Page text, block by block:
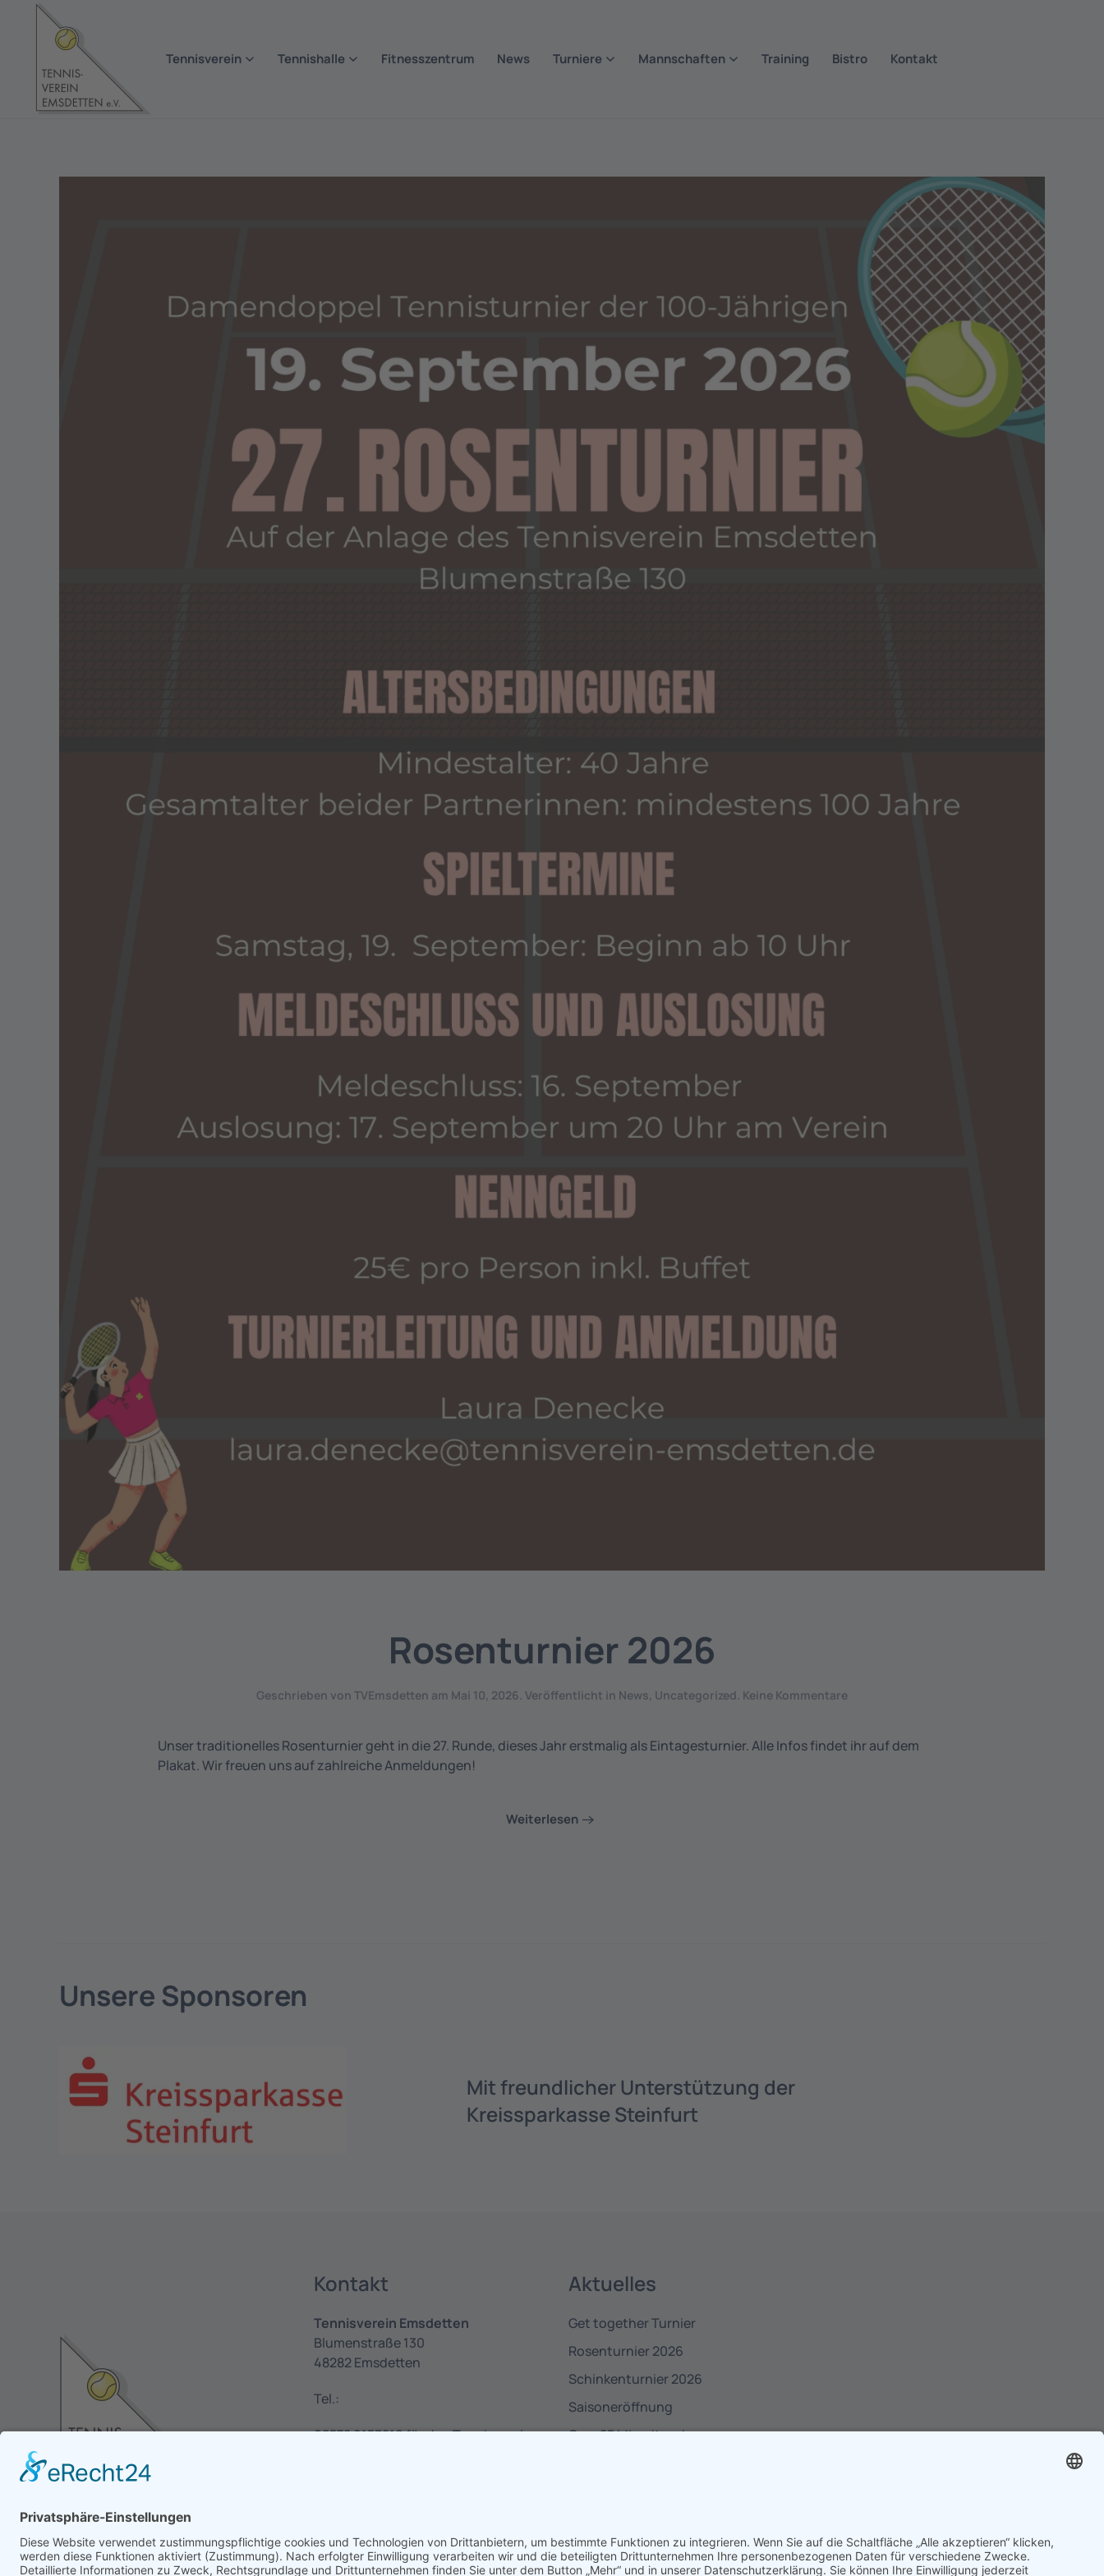
Zum Hauptinhalt springen
Tennisverein Tennishalle Fitnesszentrum News Turniere Mannschaften Training Bistro Kontakt
Rosenturnier 2026
Geschrieben von TVEmsdetten am Mai 10, 2026. Veröffentlicht in News, Uncategorized. Keine Kommentarezu
Unser traditionelles Rosenturnier geht in die 27. Runde, dieses Jahr erstmalig als Eintagesturnier. Alle Infos findet ihr auf dem
Plakat. Wir freuen uns auf zahlreiche Anmeldungen!
Weiterlesen
Unsere Sponsoren
Mit freundlicher Unterstützung der
Kreissparkasse Steinfurt
Kontakt
Tennisverein Emsdetten
Blumenstraße 130
48282 Emsdetten
Tel.:
02572 9153210 für den Tennisverein
emsdetten.de
Aktuelles
Get together Turnier
Rosenturnier 2026
Schinkenturnier 2026
Saisoneröffnung
Over 25 Mixedturnier